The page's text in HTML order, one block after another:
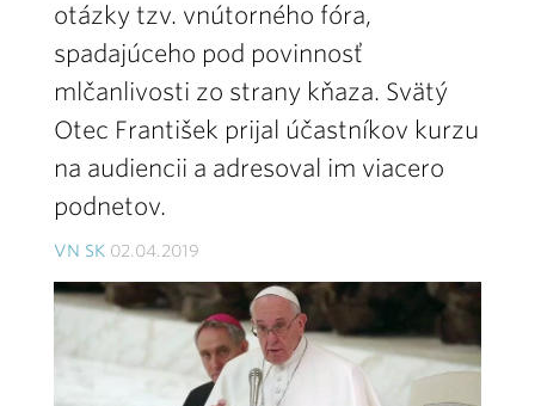
otázky tzv. vnútorného fóra,
spadajúceho pod povinnosť
mlčanlivosti zo strany kňaza. Svätý
Otec František prijal účastníkov kurzu
na audiencii a adresoval im viacero
podnetov.
VN SK 02.04.2019